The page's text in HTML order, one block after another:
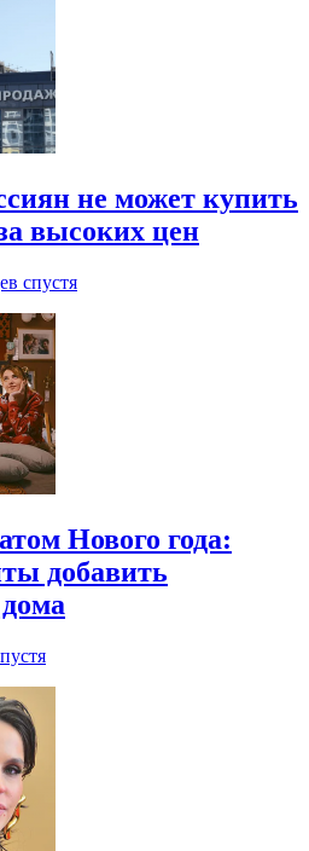
не может купить
высоких цен
спустя
Нового года:
добавить